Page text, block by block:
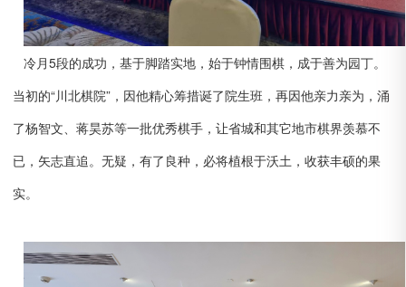
冷月5段的成功，基于脚踏实地，始于钟情围棋，成于善为园丁。
当初的“川北棋院”，因他精心筹措诞了院生班，再因他亲力亲为，涌
了杨智文、蒋昊苏等一批优秀棋手，让省城和其它地市棋界羡慕不
已，矢志直追。无疑，有了良种，必将植根于沃土，收获丰硕的果
实。